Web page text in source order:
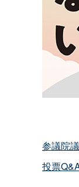
参議院
投票